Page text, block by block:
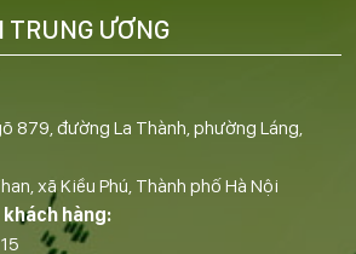
879, đường La Thành, phường Láng,
xã Kiều Phú, Thành phố Hà Nội
hàng:
ƯƠNG